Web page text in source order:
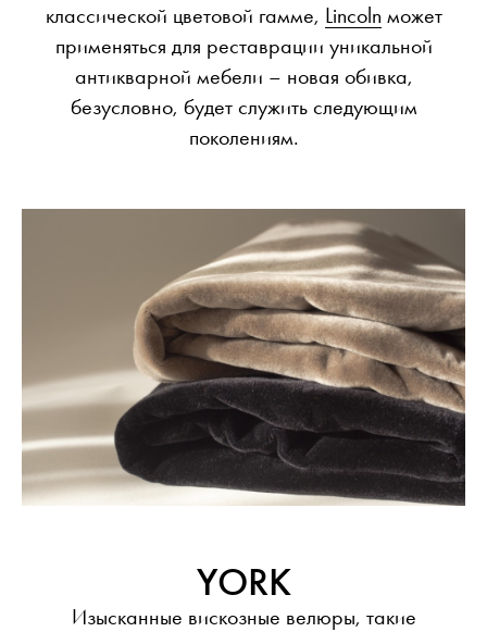
классической цветовой гамме, Lincoln может
применяться для реставрации уникальной
антикварной мебели – новая обивка,
безусловно, будет служить следующим
поколениям.
YORK
Изысканные вискозные велюры, такие